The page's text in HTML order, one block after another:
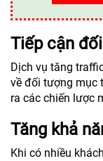
Tiếp cận
Dịch vụ tăng
về đối tượng mục
ra các chiến lược
Tăng khả
Khi có nhiều